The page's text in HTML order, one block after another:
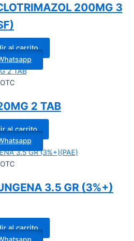
200MG 3
al carrito
2 TAB
al carrito
3.5 GR (3%+)
al carrito